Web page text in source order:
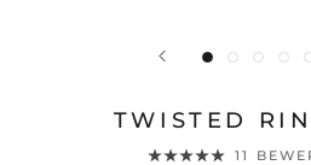
TWISTED
11